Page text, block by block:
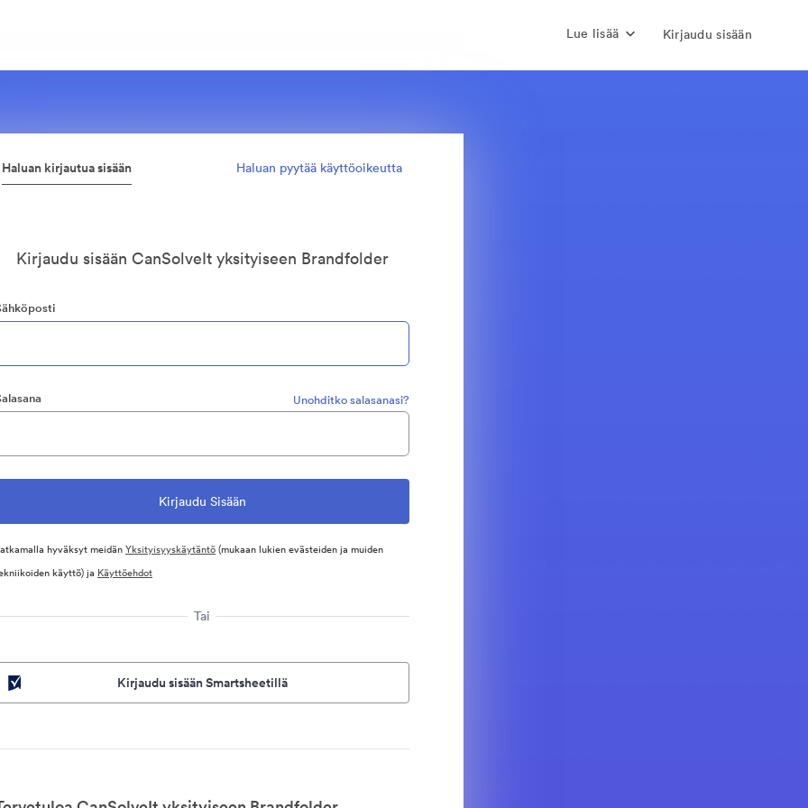
Lue lisää Kirjaudu sisään
Haluan kirjautua sisään Haluan pyytää käyttöoikeutta
Kirjaudu sisään CanSolveIt yksityiseen Brandfolder
Unohditko salasanasi?
hyväksyt meidänYksityisyyskäytäntö(mukaan lukien evästeiden ja muiden
käyttö) ja Käyttöehdot
Tai
Kirjaudu sisään Smartsheetillä